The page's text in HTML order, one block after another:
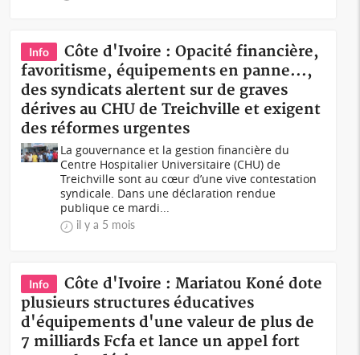
Info
Côte d'Ivoire : Opacité financière,
favoritisme, équipements en panne...,
des syndicats alertent sur de graves
dérives au CHU de Treichville et exigent
des réformes urgentes
La gouvernance et la gestion financière du
Centre Hospitalier Universitaire (CHU) de
Treichville sont au cœur d’une vive contestation
syndicale. Dans une déclaration rendue
publique ce mardi...
il y a 5 mois
Info
Côte d'Ivoire : Mariatou Koné dote
plusieurs structures éducatives
d'équipements d'une valeur de plus de
7 milliards Fcfa et lance un appel fort